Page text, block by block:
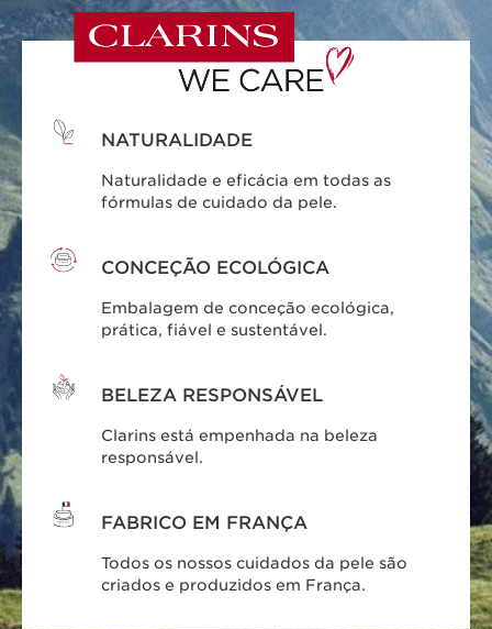
NATURALIDADE
Naturalidade e eficácia em todas as
fórmulas de cuidado da pele.
CONCEÇÃO ECOLÓGICA
Embalagem de conceção ecológica,
prática, fiável e sustentável.
BELEZA RESPONSÁVEL
Clarins está empenhada na beleza
responsável.
FABRICO EM FRANÇA
Todos os nossos cuidados da pele são
criados e produzidos em França.